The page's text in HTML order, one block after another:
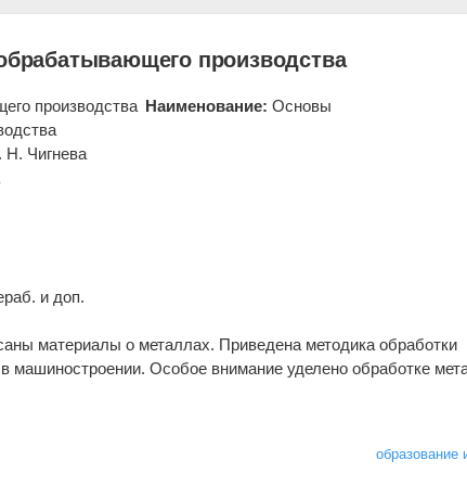
производства
Наименование: Основы
Н. Чигнева
и доп.
материалы о металлах. Приведена методика обработки
машиностроении. Особое внимание уделено обработке
образование